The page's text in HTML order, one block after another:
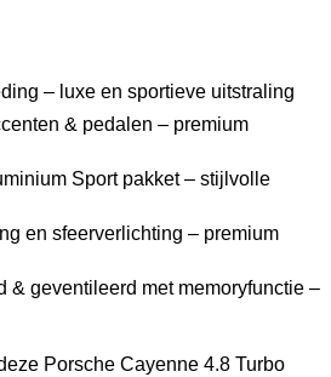
– luxe en sportieve uitstraling
& pedalen – premium
Sport pakket – stijlvolle
en sfeerverlichting – premium
& geventileerd met memoryfunctie –
Porsche Cayenne 4.8 Turbo